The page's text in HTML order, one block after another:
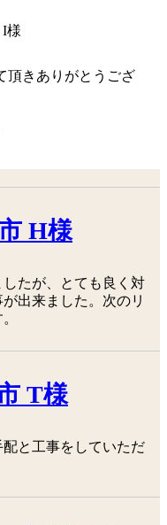
頂きありがとうござ
H様
たが、とても良く対
出来ました。次のリ
T様
と工事をしていただ